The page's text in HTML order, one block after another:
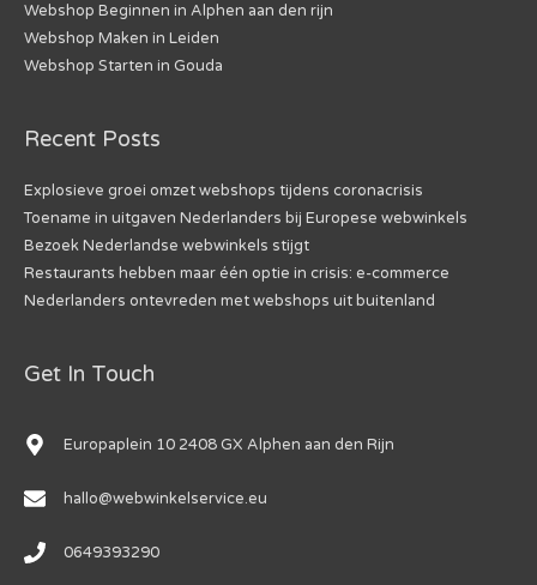
Webshop Beginnen in Alphen aan den rijn
Webshop Maken in Leiden
Webshop Starten in Gouda
Recent Posts
Explosieve groei omzet webshops tijdens coronacrisis
Toename in uitgaven Nederlanders bij Europese webwinkels
Bezoek Nederlandse webwinkels stijgt
Restaurants hebben maar één optie in crisis: e-commerce
Nederlanders ontevreden met webshops uit buitenland
Get In Touch
Europaplein 10 2408 GX Alphen aan den Rijn
hallo@webwinkelservice.eu
0649393290